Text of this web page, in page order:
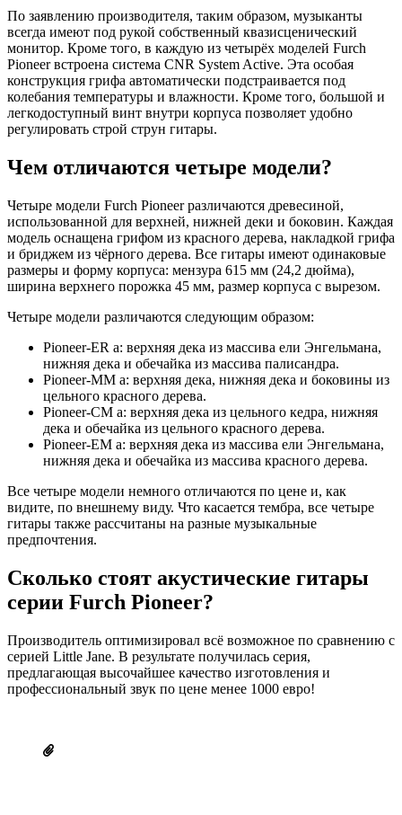
По заявлению производителя, таким образом, музыканты
всегда имеют под рукой собственный квазисценический
монитор. Кроме того, в каждую из четырёх моделей Furch
Pioneer встроена система CNR System Active. Эта особая
конструкция грифа автоматически подстраивается под
колебания температуры и влажности. Кроме того, большой и
легкодоступный винт внутри корпуса позволяет удобно
регулировать строй струн гитары.
Чем отличаются четыре модели?
Четыре модели Furch Pioneer различаются древесиной,
использованной для верхней, нижней деки и боковин. Каждая
модель оснащена грифом из красного дерева, накладкой грифа
и бриджем из чёрного дерева. Все гитары имеют одинаковые
размеры и форму корпуса: мензура 615 мм (24,2 дюйма),
ширина верхнего порожка 45 мм, размер корпуса с вырезом.
Четыре модели различаются следующим образом:
Pioneer-ER a: верхняя дека из массива ели Энгельмана,
нижняя дека и обечайка из массива палисандра.
Pioneer-MM a: верхняя дека, нижняя дека и боковины из
цельного красного дерева.
Pioneer-CM a: верхняя дека из цельного кедра, нижняя
дека и обечайка из цельного красного дерева.
Pioneer-EM a: верхняя дека из массива ели Энгельмана,
нижняя дека и обечайка из массива красного дерева.
Все четыре модели немного отличаются по цене и, как
видите, по внешнему виду. Что касается тембра, все четыре
гитары также рассчитаны на разные музыкальные
предпочтения.
Сколько стоят акустические гитары
серии Furch Pioneer?
Производитель оптимизировал всё возможное по сравнению с
серией Little Jane. В результате получилась серия,
предлагающая высочайшее качество изготовления и
профессиональный звук по цене менее 1000 евро!